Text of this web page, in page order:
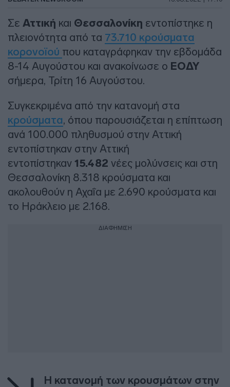
Σε Αττική και Θεσσαλονίκη εντοπίστηκε η
πλειονότητα από τα 73.710 κρούσματα
κορονοϊού που καταγράφηκαν την εβδομάδα
8-14 Αυγούστου και ανακοίνωσε ο ΕΟΔΥ
σήμερα, Τρίτη 16 Αυγούστου.
Συγκεκριμένα από την κατανομή στα
κρούσματα, όπου παρουσιάζεται η επίπτωση
ανά 100.000 πληθυσμού στην Αττική
εντοπίστηκαν στην Αττική
εντοπίστηκαν 15.482 νέες μολύνσεις και στη
Θεσσαλονίκη 8.318 κρούσματα και
ακολουθούν η Αχαΐα με 2.690 κρούσματα και
το Ηράκλειο με 2.168.
ΔΙΑΦΗΜΙΣΗ
H κατανομή των κρουσμάτων στην